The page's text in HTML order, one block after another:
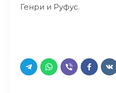
Генри и Руфус.